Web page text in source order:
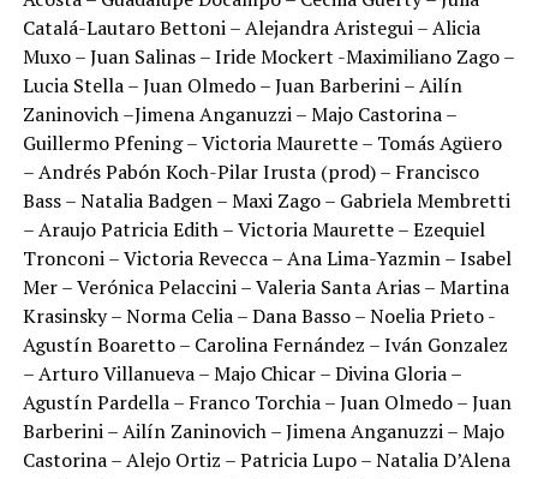
Catalá-Lautaro Bettoni – Alejandra Aristegui – Alicia
Muxo – Juan Salinas – Iride Mockert -Maximiliano Zago –
Lucia Stella – Juan Olmedo – Juan Barberini – Ailín
Zaninovich –Jimena Anganuzzi – Majo Castorina –
Guillermo Pfening – Victoria Maurette – Tomás Agüero
– Andrés Pabón Koch-Pilar Irusta (prod) – Francisco
Bass – Natalia Badgen – Maxi Zago – Gabriela Membretti
– Araujo Patricia Edith – Victoria Maurette – Ezequiel
Tronconi – Victoria Revecca – Ana Lima-Yazmin – Isabel
Mer – Verónica Pelaccini – Valeria Santa Arias – Martina
Krasinsky – Norma Celia – Dana Basso – Noelia Prieto -
Agustín Boaretto – Carolina Fernández – Iván Gonzalez
– Arturo Villanueva – Majo Chicar – Divina Gloria –
Agustín Pardella – Franco Torchia – Juan Olmedo – Juan
Barberini – Ailín Zaninovich – Jimena Anganuzzi – Majo
Castorina – Alejo Ortiz – Patricia Lupo – Natalia D’Alena